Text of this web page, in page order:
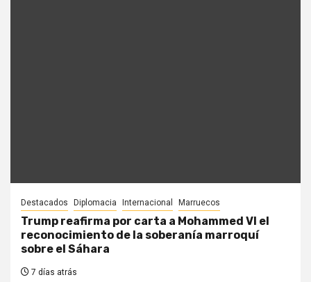
Destacados Diplomacia Internacional Marruecos
Trump reafirma por carta a Mohammed VI el
reconocimiento de la soberanía marroquí
sobre el Sáhara
7 días atrás